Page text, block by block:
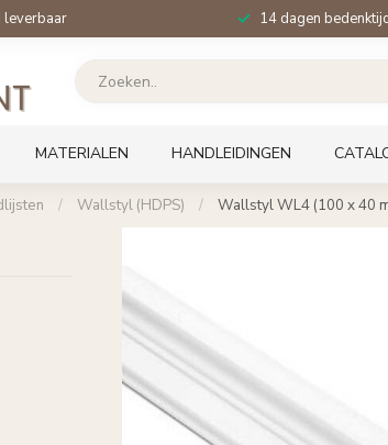
leverbaar 14 dagen
MATERIALEN HANDLEIDINGEN
/ Wallstyl (HDPS) / Wallstyl WL4 (100 x 40